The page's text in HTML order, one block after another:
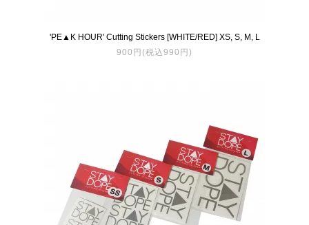
'PE▲K HOUR' Cutting Stickers [WHITE/RED] XS, S, M, L
900円(税込990円)